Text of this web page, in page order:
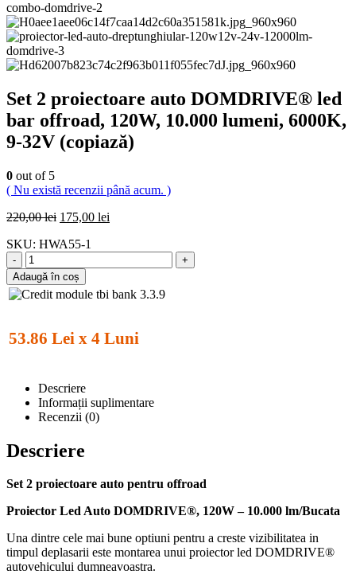
Set 2 proiectoare auto DOMDRIVE® led
bar offroad, 120W, 10.000 lumeni, 6000K,
9-32V (copiază)
0 out of 5
( Nu există recenzii până acum. )
220,00lei 175,00 lei
SKU: HWA55-1
-
+
Adaugă în coș
53.86 Lei x 4 Luni
Descriere
Informații suplimentare
Recenzii (0)
Descriere
Set 2 proiectoare auto pentru offroad
Proiector Led Auto DOMDRIVE®, 120W – 10.000 lm/Bucata
Una dintre cele mai bune optiuni pentru a creste vizibilitatea in
timpul deplasarii este montarea unui proiector led DOMDRIVE®
autovehicului dumneavoastra.